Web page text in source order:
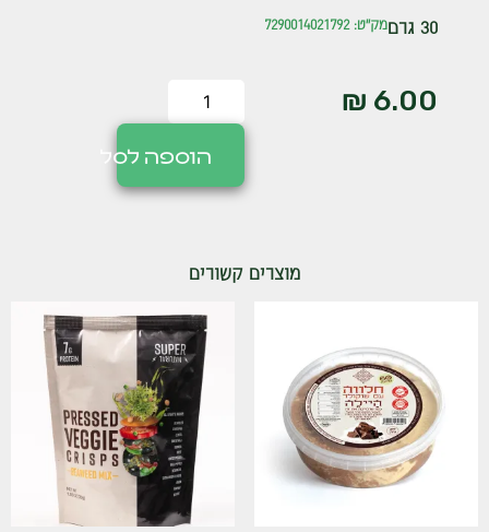
30 גרם מק"ט: 7290014021792
6.00
₪
הוספה לסל
מוצרים קשורים